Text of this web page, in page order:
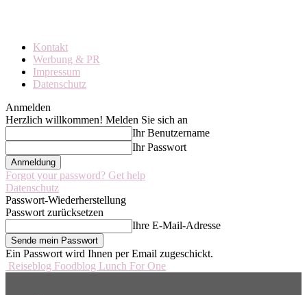
Kontakt
Werbung & PR
Impressum
Datenschutz
Anmelden
Herzlich willkommen! Melden Sie sich an
Ihr Benutzername
Ihr Passwort
Forgot your password? Get help
Datenschutz
Passwort-Wiederherstellung
Passwort zurücksetzen
Ihre E-Mail-Adresse
Ein Passwort wird Ihnen per Email zugeschickt.
Reiseblog Foodblog Lunch For One